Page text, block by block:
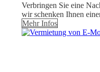
Verbringen Sie eine
wir schenken Ihnen
Mehr Infos